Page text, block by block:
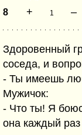
8 + 1 –
Здоровенный
соседа, и
- Ты имеешь
Мужичок:
- Что ты! Я
она каждый